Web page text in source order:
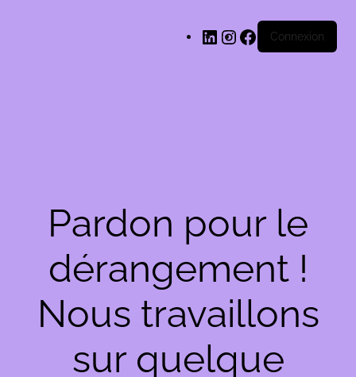
LinkedInInstagram
Facebook
Connexion
Pardon pour le
dérangement !
Nous travaillons
sur quelque